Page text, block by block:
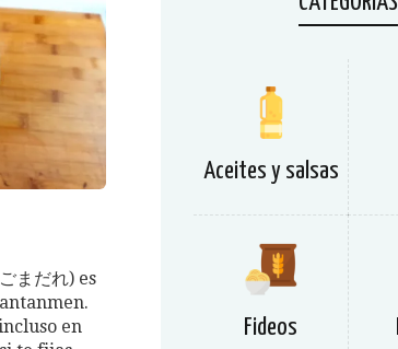
まだれ) es
en
Aceites y salsas
Fideos